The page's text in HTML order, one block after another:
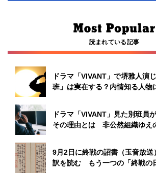
読まれている記事
ドラマ「VIVANT」で堺雅人演
班」は実在する？内情知る人物
ドラマ「VIVANT」見た別班員
その理由とは 非公然組織ゆえ
9月2日に終戦の詔書（玉音放送
訳を読む もう一つの「終戦の